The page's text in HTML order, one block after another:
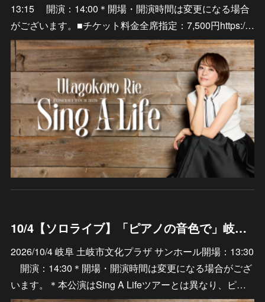
13:15 開演：14:00＊開場・開演時間は変更になる場合
がございます。■チケット料金全席指定：7,500円https:/…
10/4【ソロライブ】「ピアノの音色で」岐阜 土岐市文化プラザ サンホール
2026/10/4 岐阜 土岐市文化プラザ サンホール開場：13:30
開演：14:30＊開場・開演時間は変更になる場合がござ
います。＊本公演はSing A Lifeツアーとは異なり、ピ…